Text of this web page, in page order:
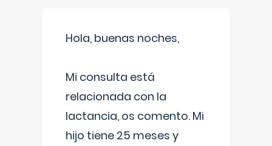
Hola, buenas noches,
Mi consulta está
relacionada con la
lactancia, os comento. Mi
hijo tiene 25 meses y